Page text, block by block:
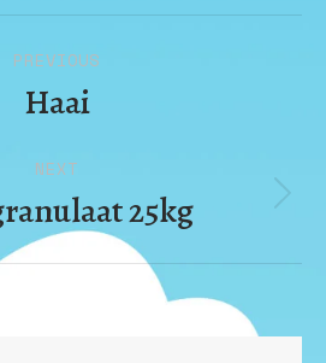
PREVIOUS
Previous
Haai
NEXT
Next
album:
25kg